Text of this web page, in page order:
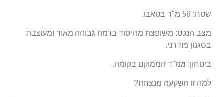
שטח: 56 מ"ר בטאבו.
מצב הנכס: משופצת מהיסוד ברמה גבוהה מאוד ומעוצבת
בסגנון מודרני.
ביטחון: ממ"ד הממוקם בקומה.
למה זו השקעה מנצחת?